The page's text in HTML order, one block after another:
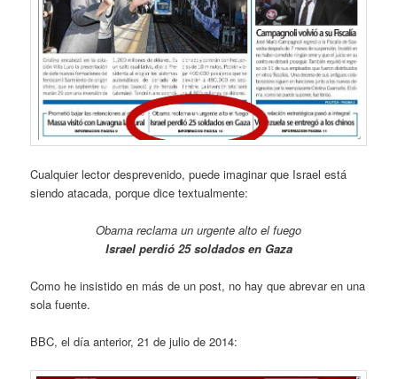
Cualquier lector desprevenido, puede imaginar que Israel está
siendo atacada, porque dice textualmente:
Obama reclama un urgente alto el fuego
Israel perdió 25 soldados en Gaza
Como he insistido en más de un post, no hay que abrevar en una
sola fuente.
BBC, el día anterior, 21 de julio de 2014: